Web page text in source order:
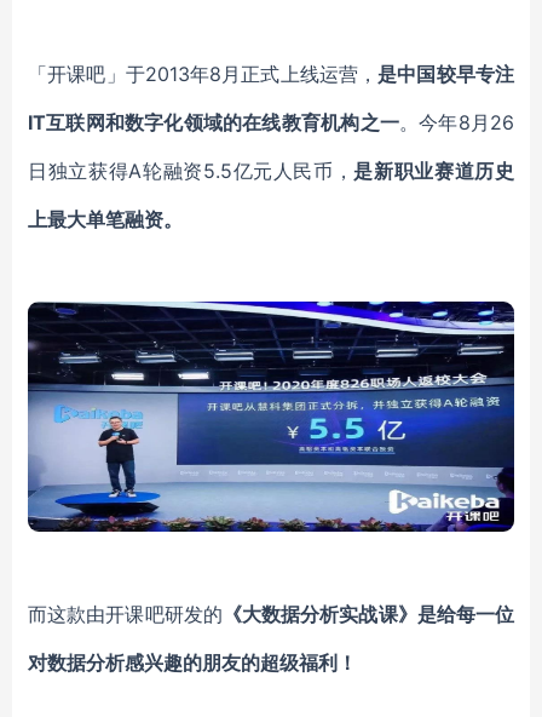
「开课吧」于2013年8月正式上线运营，是中国较早专注
IT互联网和数字化领域的在线教育机构之一。今年8月26
日独立获得A轮融资5.5亿元人民币，是新职业赛道历史
上最大单笔融资。
而这款由开课吧研发的 《大数据分析实战课》是给每一位
对数据分析感兴趣的朋友的超级福利！